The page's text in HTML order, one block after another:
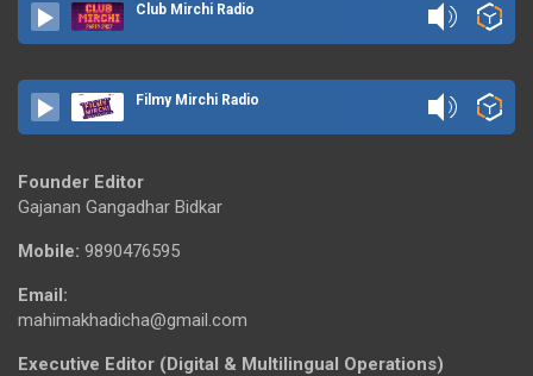
Club Mirchi Radio
Filmy Mirchi Radio
Founder Editor
Gajanan Gangadhar Bidkar
Mobile: 9890476595
Email:
mahimakhadicha@gmail.com
Executive Editor (Digital & Multilingual Operations)